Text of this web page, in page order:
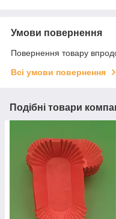
Умови повернення
Повернення товару
Всі умови повернення
Подібні товари